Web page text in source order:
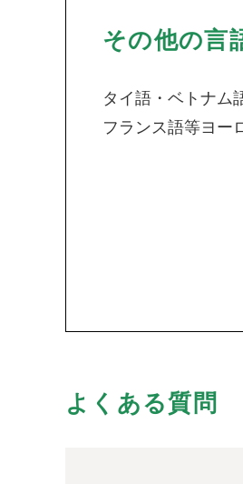
その他の言
タイ語・ベトナム
フランス語等ヨー
よくある質問